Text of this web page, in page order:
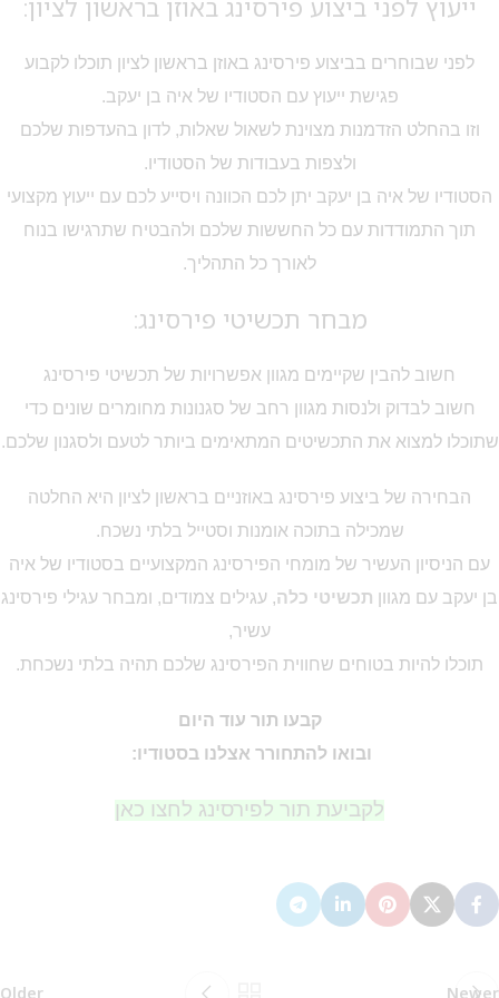
ייעוץ לפני ביצוע פירסינג באוזן בראשון לציון:
לפני שבוחרים בביצוע פירסינג באוזן בראשון לציון תוכלו לקבוע
פגישת ייעוץ עם הסטודיו של איה בן יעקב.
וזו בהחלט הזדמנות מצוינת לשאול שאלות, לדון בהעדפות שלכם
ולצפות בעבודות של הסטודיו.
הסטודיו של איה בן יעקב יתן לכם הכוונה ויסייע לכם עם ייעוץ מקצועי
תוך התמודדות עם כל החששות שלכם ולהבטיח שתרגישו בנוח
לאורך כל התהליך.
מבחר תכשיטי פירסינג:
חשוב להבין שקיימים מגוון אפשרויות של תכשיטי פירסינג
חשוב לבדוק ולנסות מגוון רחב של סגנונות מחומרים שונים כדי
שתוכלו למצוא את התכשיטים המתאימים ביותר לטעם ולסגנון שלכם.
הבחירה של ביצוע פירסינג באוזניים בראשון לציון היא החלטה
שמכילה בתוכה אומנות וסטייל בלתי נשכח.
עם הניסיון העשיר של מומחי הפירסינג המקצועיים בסטודיו של איה
בן יעקב עם מגוון תכשיטי כלה, עגילים צמודים, ומבחר עגילי פירסינג
עשיר,
תוכלו להיות בטוחים שחווית הפירסינג שלכם תהיה בלתי נשכחת.
קבעו תור עוד היום
ובואו להתחורר אצלנו בסטודיו:
לקביעת תור לפירסינג לחצו כאן
Newer
Older
לקביעת תור לפירסינג ועיצוב